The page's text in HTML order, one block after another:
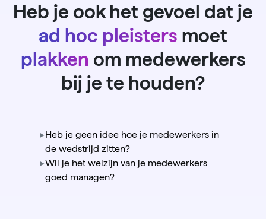
Heb je ook het gevoel dat je
ad hoc pleisters moet
plakken om medewerkers
bij je te houden?
Heb je geen idee hoe je medewerkers in
de wedstrijd zitten?
Wil je het welzijn van je medewerkers
goed managen?